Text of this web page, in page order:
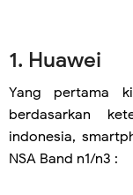
1. Huawei
Yang pertama
berdasarkan
indonesia,
NSA Band n1/n3 :